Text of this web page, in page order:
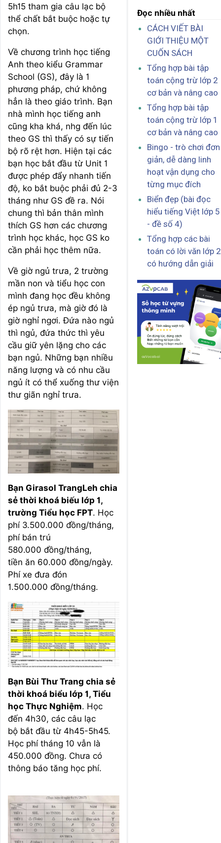
5h15 tham gia câu lạc bộ
thể chất bắt buộc hoặc tự
chọn.
Về chương trình học tiếng
Anh theo kiểu Grammar
School (GS), đây là 1
phương pháp, chứ không
hẳn là theo giáo trình. Bạn
nhà mình học tiếng anh
cũng kha khá, nhg đến lúc
theo GS thì thấy có sự tiến
bộ rõ rệt hơn. Hiện tại các
bạn học bắt đầu từ Unit 1
được phép đẩy nhanh tiến
độ, ko bắt buộc phải đủ 2-3
tháng như GS đề ra. Nói
chung thì bản thân mình
thích GS hơn các chương
trình học khác, học GS ko
cần phải học thêm nữa.
Về giờ ngủ trưa, 2 trường
mần non và tiểu học con
mình đang học đều không
ép ngủ trưa, mà giờ đó là
giờ nghỉ ngơi. Đứa nào ngủ
thì ngủ, đứa thức thì yêu
cầu giữ yên lặng cho các
bạn ngủ. Những bạn nhiều
năng lượng và có nhu cầu
ngủ ít có thể xuống thư viện
thư giãn nghỉ trưa.
Bạn Girasol TrangLeh chia
sẻ thời khoá biếu lớp 1,
trường Tiểu học FPT. Học
phí 3.500.000 đồng/tháng,
phí bán trú
580.000 đồng/tháng,
tiền ăn 60.000 đồng/ngày.
Phí xe đưa đón
1.500.000 đồng/tháng.
Bạn Bùi Thư Trang chia sẻ
thời khoá biểu lớp 1, Tiểu
học Thực Nghiệm. Học
đến 4h30, các câu lạc
bộ bắt đầu từ 4h45-5h45.
Học phí tháng 10 vẫn là
450.000 đồng. Chưa có
thông báo tăng học phí.
Đọc nhiều nhất
CÁCH VIẾT BÀI
GIỚI THIỆU MỘT
CUỐN SÁCH
Tổng hợp bài tập
toán cộng trừ lớp 2
cơ bản và nâng cao
Tổng hợp bài tập
toán cộng trừ lớp 1
cơ bản và nâng cao
Bingo - trò chơi đơn
giản, dễ dàng linh
hoạt vận dụng cho
từng mục đích
Biển đẹp (bài đọc
hiểu tiếng Việt lớp 5
- đề số 4)
Tổng hợp các bài
toán có lời văn lớp 2
có hướng dẫn giải